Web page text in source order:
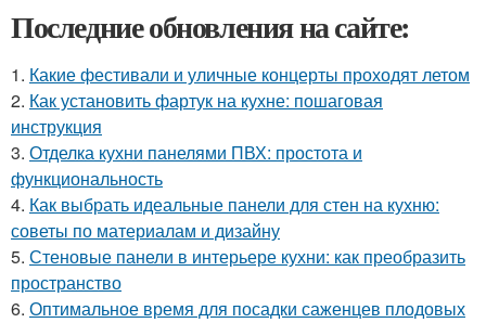
Последние обновления на сайте:
1. Какие фестивали и уличные концерты проходят летом
2. Как установить фартук на кухне: пошаговая
инструкция
3. Отделка кухни панелями ПВХ: простота и
функциональность
4. Как выбрать идеальные панели для стен на кухню:
советы по материалам и дизайну
5. Стеновые панели в интерьере кухни: как преобразить
пространство
6. Оптимальное время для посадки саженцев плодовых